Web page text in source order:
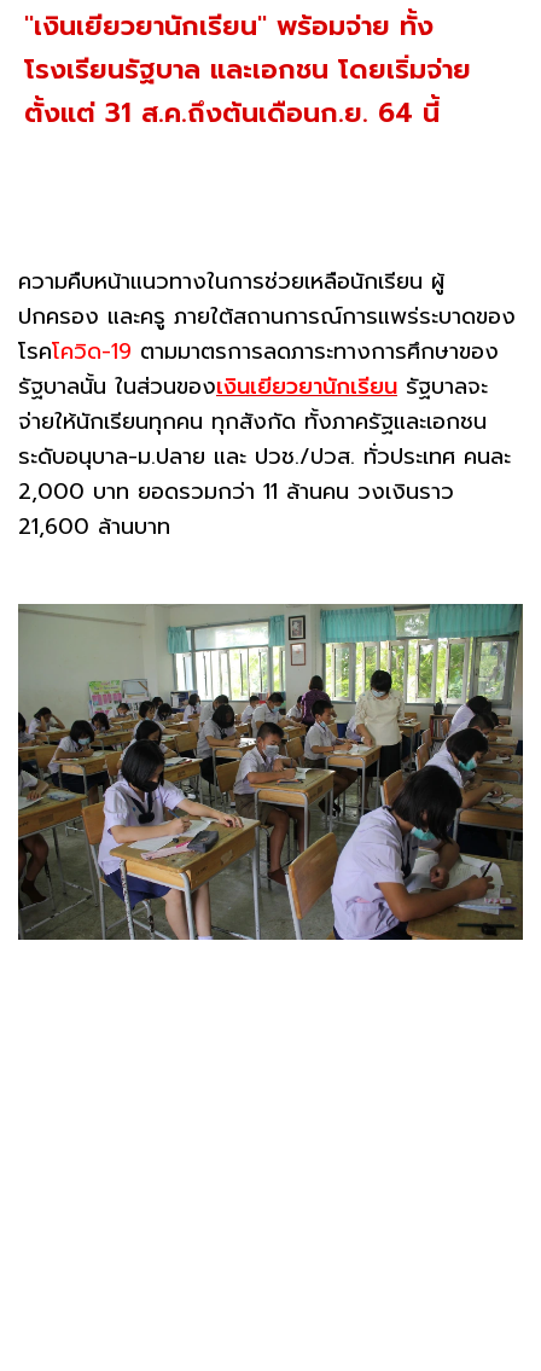
"เงินเยียวยานักเรียน" พร้อมจ่าย ทั้ง
โรงเรียนรัฐบาล และเอกชน โดยเริ่มจ่าย
ตั้งแต่ 31 ส.ค.ถึงต้นเดือนก.ย. 64 นี้
ความคืบหน้าแนวทางในการช่วยเหลือนักเรียน ผู้
ปกครอง และครู ภายใต้สถานการณ์การแพร่ระบาดของ
โรคโควิด-19 ตามมาตรการลดภาระทางการศึกษาของ
รัฐบาลนั้น ในส่วนของเงินเยียวยานักเรียน รัฐบาลจะ
จ่ายให้นักเรียนทุกคน ทุกสังกัด ทั้งภาครัฐและเอกชน
ระดับอนุบาล-ม.ปลาย และ ปวช./ปวส. ทั่วประเทศ คนละ
2,000 บาท ยอดรวมกว่า 11 ล้านคน วงเงินราว
21,600 ล้านบาท